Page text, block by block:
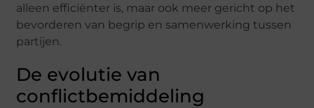
alleen efficiënter is, maar ook meer gericht op het
bevorderen van begrip en samenwerking tussen
partijen.
De evolutie van
conflictbemiddeling